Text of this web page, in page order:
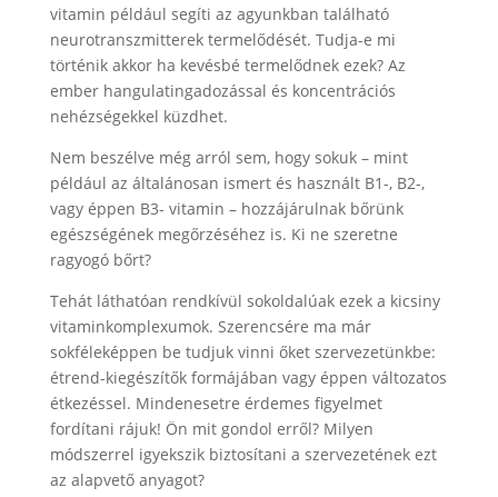
vitamin például segíti az agyunkban található
neurotranszmitterek termelődését. Tudja-e mi
történik akkor ha kevésbé termelődnek ezek? Az
ember hangulatingadozással és koncentrációs
nehézségekkel küzdhet.
Nem beszélve még arról sem, hogy sokuk – mint
például az általánosan ismert és használt B1-, B2-,
vagy éppen B3- vitamin – hozzájárulnak bőrünk
egészségének megőrzéséhez is. Ki ne szeretne
ragyogó bőrt?
Tehát láthatóan rendkívül sokoldalúak ezek a kicsiny
vitaminkomplexumok. Szerencsére ma már
sokféleképpen be tudjuk vinni őket szervezetünkbe:
étrend-kiegészítők formájában vagy éppen változatos
étkezéssel. Mindenesetre érdemes figyelmet
fordítani rájuk! Ön mit gondol erről? Milyen
módszerrel igyekszik biztosítani a szervezetének ezt
az alapvető anyagot?